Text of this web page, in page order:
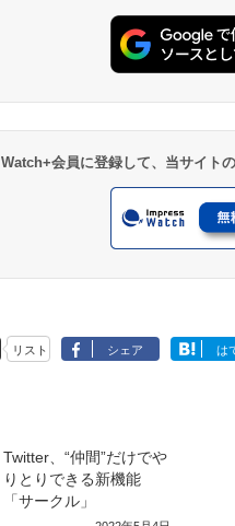
Watch+会員に登録して、当サイト
リスト シェア は
Twitter、“仲間”だけでや
りとりできる新機能
「サークル」